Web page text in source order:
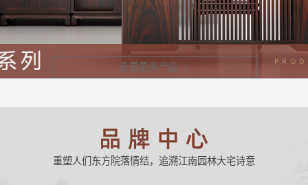
查看更多产品 >
重塑人们东方院落情结，追溯江南园林大宅诗意